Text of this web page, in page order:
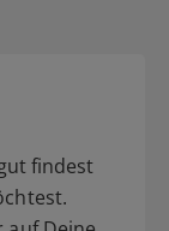
findest